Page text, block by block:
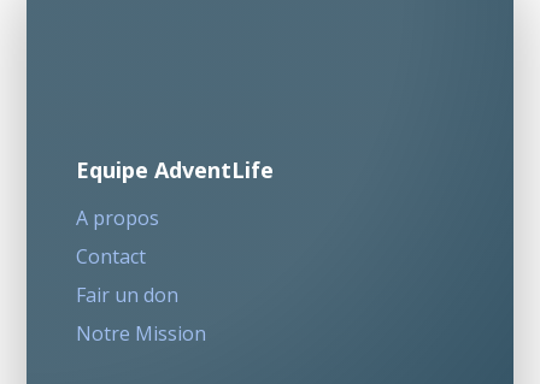
Equipe AdventLife
A propos
Contact
Fair un don
Notre Mission